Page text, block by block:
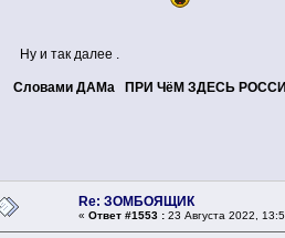
Ну и так далее .
Словами ДАМа ПРИ ЧёМ ЗДЕСЬ
Re: ЗОМБОЯЩИК
« Ответ #1553 : 23 Августа 2022,